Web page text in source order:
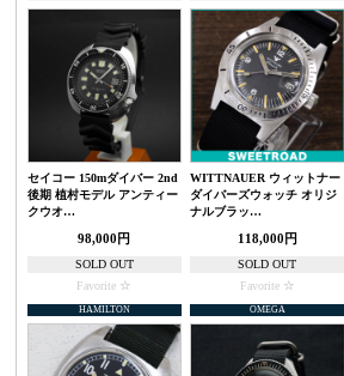
セイコー 150mダイバー 2nd
後期 植村モデル アンティー
クウオ…
98,000円
SOLD OUT
Favorite
WITTNAUER ウィットナー
ダイバーズウォッチ オリジ
ナルブラッ…
118,000円
SOLD OUT
Favorite
HAMILTON OMEGA